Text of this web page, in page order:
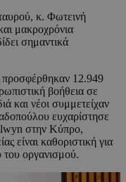
κ. Φωτεινή
μακροχρόνια
σημαντικά
προσφέρθηκαν 12.949
βοήθεια σε
και νέοι συμμετείχαν
ευχαρίστησε
στην Κύπρο,
είναι καθοριστική για
του οργανισμού.